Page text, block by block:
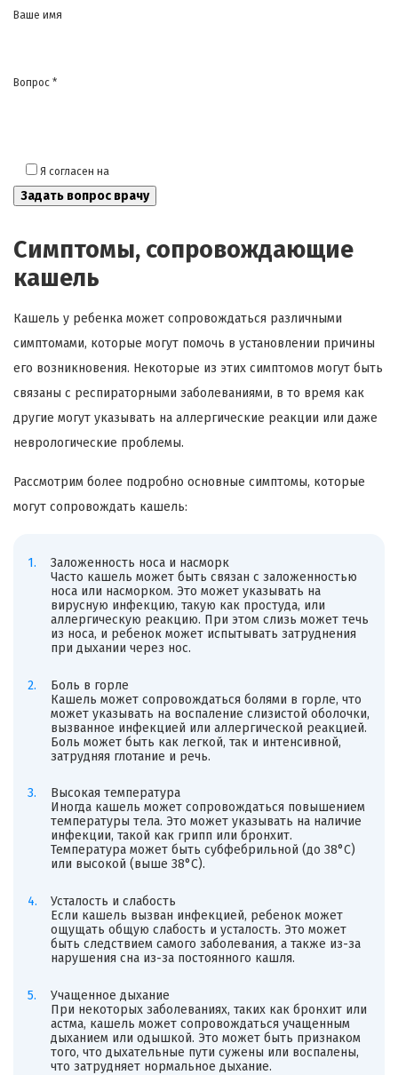
Ваше имя
Вопрос *
Я согласен на
Симптомы, сопровождающие
кашель
Кашель у ребенка может сопровождаться различными
симптомами, которые могут помочь в установлении причины
его возникновения. Некоторые из этих симптомов могут быть
связаны с респираторными заболеваниями, в то время как
другие могут указывать на аллергические реакции или даже
неврологические проблемы.
Рассмотрим более подробно основные симптомы, которые
могут сопровождать кашель:
Заложенность носа и насморк
Часто кашель может быть связан с заложенностью
носа или насморком. Это может указывать на
вирусную инфекцию, такую как простуда, или
аллергическую реакцию. При этом слизь может течь
из носа, и ребенок может испытывать затруднения
при дыхании через нос.
Боль в горле
Кашель может сопровождаться болями в горле, что
может указывать на воспаление слизистой оболочки,
вызванное инфекцией или аллергической реакцией.
Боль может быть как легкой, так и интенсивной,
затрудняя глотание и речь.
Высокая температура
Иногда кашель может сопровождаться повышением
температуры тела. Это может указывать на наличие
инфекции, такой как грипп или бронхит.
Температура может быть субфебрильной (до 38°C)
или высокой (выше 38°C).
Усталость и слабость
Если кашель вызван инфекцией, ребенок может
ощущать общую слабость и усталость. Это может
быть следствием самого заболевания, а также из-за
нарушения сна из-за постоянного кашля.
Учащенное дыхание
При некоторых заболеваниях, таких как бронхит или
астма, кашель может сопровождаться учащенным
дыханием или одышкой. Это может быть признаком
того, что дыхательные пути сужены или воспалены,
что затрудняет нормальное дыхание.